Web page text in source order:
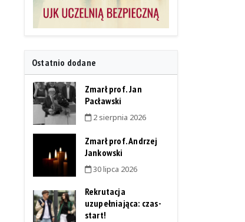
Ostatnio dodane
Zmarł prof. Jan
Pacławski
2 sierpnia 2026
Zmarł prof. Andrzej
Jankowski
30 lipca 2026
Rekrutacja
uzupełniająca: czas-
start!